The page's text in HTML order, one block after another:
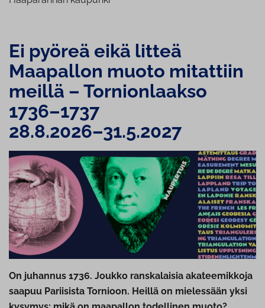
Ei pyöreä eikä litteä
Maapallon muoto mitattiin
meillä – Tor­nion­laak­so
1736–1737
28.8.2026–31.5.2027
On juhannus 1736. Joukko ranskalaisia akateemikkoja
saapuu Pariisista Tornioon. Heillä on mielessään yksi